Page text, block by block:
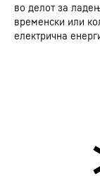
во делот за
временски или
електрична